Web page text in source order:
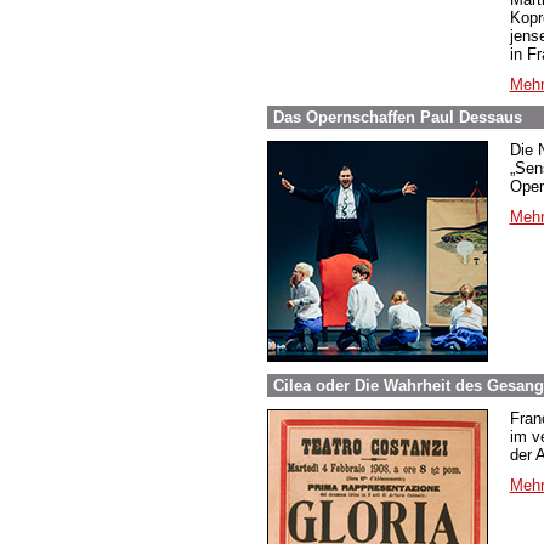
in
Das Opernschaffen Paul Dessaus
Die
Cilea oder Die Wahrheit des
im
der